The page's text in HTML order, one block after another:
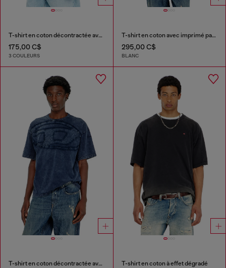
T-shirt en coton décontractée avec broderie Oval D
175,00 C$
3 COULEURS
T-shirt en coton avec imprimé patchs all-over
295,00 C$
BLANC
T-shirt en coton décontractée avec applique Oval D T-shirt en coton à effet dégradé